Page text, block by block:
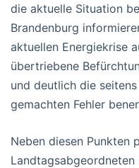
die aktuelle Situation
Brandenburg
aktuellen Energiekrise
übertriebene
und deutlich die
gemachten Fehler
Neben diesen Punkten